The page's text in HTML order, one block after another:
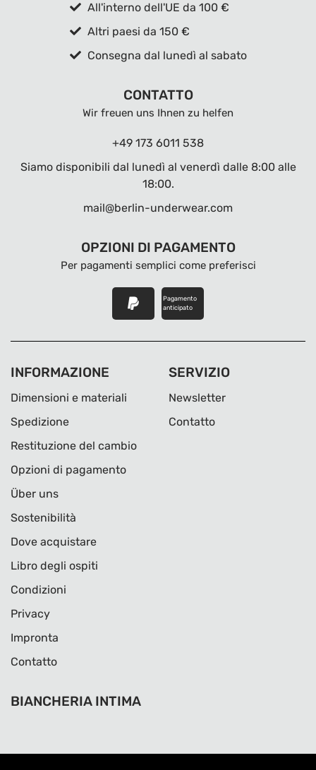
All'interno dell'UE da 100 €
Altri paesi da 150 €
Consegna dal lunedì al sabato
CONTATTO
Wir freuen uns Ihnen zu helfen
+49 173 6011 538
Siamo disponibili dal lunedì al venerdì dalle 8:00 alle
18:00.
mail@berlin-underwear.com
OPZIONI DI PAGAMENTO
Per pagamenti semplici come preferisci
Pagamento
anticipato
INFORMAZIONE
Dimensioni e materiali
Spedizione
Restituzione del cambio
Opzioni di pagamento
Über uns
Sostenibilità
Dove acquistare
Libro degli ospiti
Condizioni
Privacy
Impronta
Contatto
SERVIZIO
Newsletter
Contatto
BIANCHERIA INTIMA